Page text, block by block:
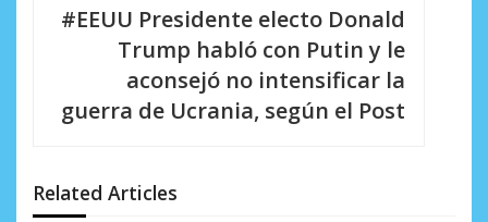
n
#EEUU Presidente electo Donald
Trump habló con Putin y le
aconsejó no intensificar la
guerra de Ucrania, según el Post
Related Articles